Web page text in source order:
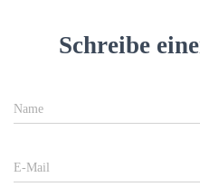
Schreibe
Name
E-Mail